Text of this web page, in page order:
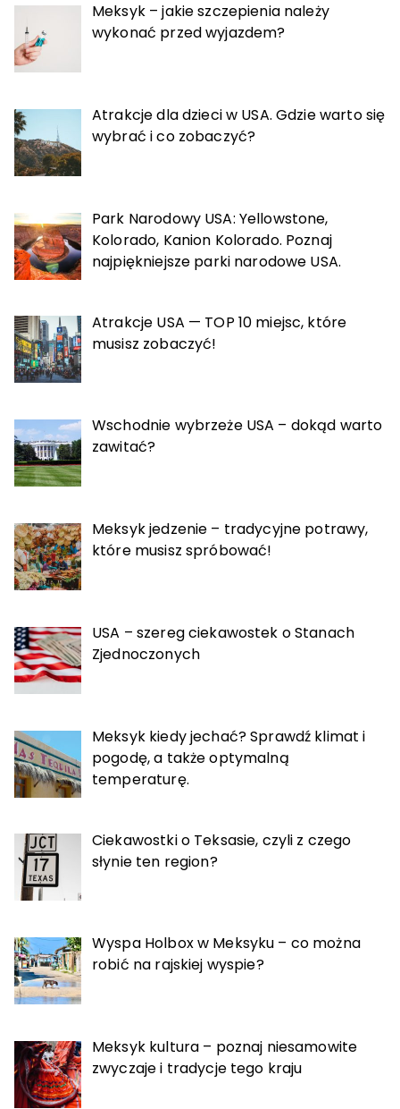
Meksyk – jakie szczepienia należy
wykonać przed wyjazdem?
Atrakcje dla dzieci w USA. Gdzie warto się
wybrać i co zobaczyć?
Park Narodowy USA: Yellowstone,
Kolorado, Kanion Kolorado. Poznaj
najpiękniejsze parki narodowe USA.
Atrakcje USA — TOP 10 miejsc, które
musisz zobaczyć!
Wschodnie wybrzeże USA – dokąd warto
zawitać?
Meksyk jedzenie – tradycyjne potrawy,
które musisz spróbować!
USA – szereg ciekawostek o Stanach
Zjednoczonych
Meksyk kiedy jechać? Sprawdź klimat i
pogodę, a także optymalną
temperaturę.
Ciekawostki o Teksasie, czyli z czego
słynie ten region?
Wyspa Holbox w Meksyku – co można
robić na rajskiej wyspie?
Meksyk kultura – poznaj niesamowite
zwyczaje i tradycje tego kraju